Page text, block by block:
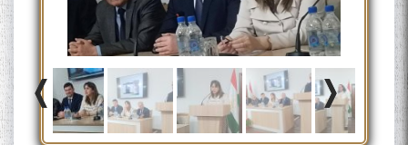
МАВЛОНО ҶАЛОЛИДДИНИ
БАЛХӢ БУЗУРГТАРИН
МУТАФАККИР ВА ОРИФИ
ЗАБОНУ АДАБИ ТОҶИК